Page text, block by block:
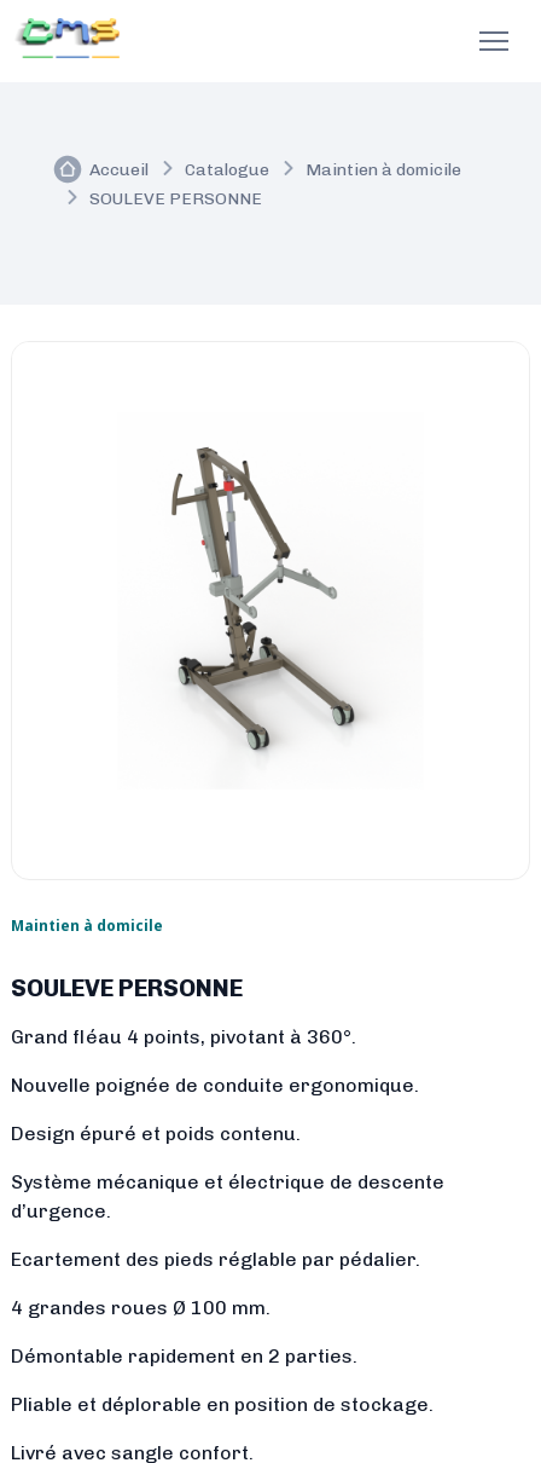
Accueil Catalogue
Maintien à domicile
SOULEVE PERSONNE
Maintien à domicile
SOULEVE PERSONNE
Grand fléau 4 points, pivotant à 360°.
Nouvelle poignée de conduite ergonomique.
Design épuré et poids contenu.
Système mécanique et électrique de descente
d’urgence.
Ecartement des pieds réglable par pédalier.
4 grandes roues Ø 100 mm.
Démontable rapidement en 2 parties.
Pliable et déplorable en position de stockage.
Livré avec sangle confort.